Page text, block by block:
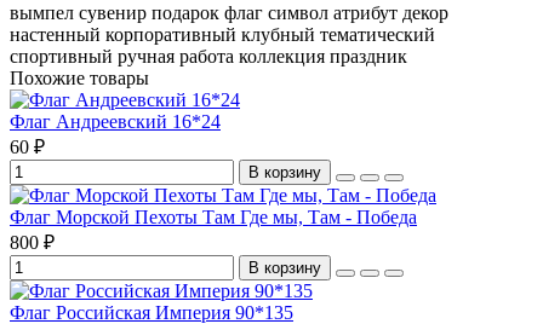
вымпел сувенир подарок флаг символ атрибут декор
настенный корпоративный клубный тематический
спортивный ручная работа коллекция праздник
Похожие товары
Флаг Андреевский 16*24
60 ₽
В корзину
Флаг Морской Пехоты Там Где мы, Там - Победа
800 ₽
В корзину
Флаг Российская Империя 90*135